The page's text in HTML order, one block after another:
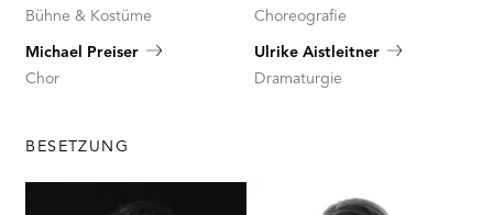
Bühne & Kostüme
Choreografie
Michael Preiser
Chor
Ulrike Aistleitner
Dramaturgie
BESETZUNG